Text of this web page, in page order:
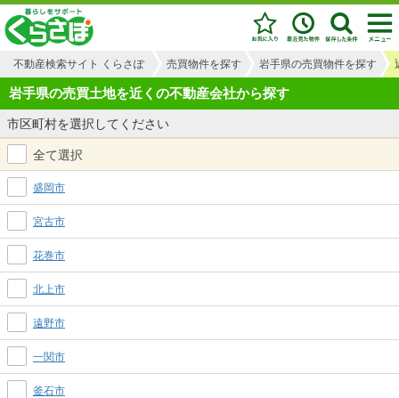
不動産検索サイト くらさぽ 売買物件を探す 岩手県の売買物件を探す
岩手県の売買土地を近くの不動産会社から探す
市区町村を選択してください
全て選択
盛岡市
宮古市
花巻市
北上市
遠野市
一関市
釜石市